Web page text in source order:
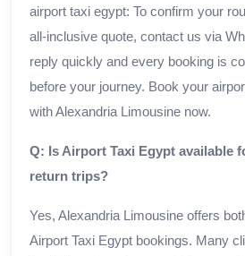
airport taxi egypt: To confirm your
all-inclusive quote, contact us via
reply quickly and every booking is
before your journey. Book your
with Alexandria Limousine now.
Q: Is Airport Taxi Egypt available
return trips?
Yes, Alexandria Limousine offers
Airport Taxi Egypt bookings. Many